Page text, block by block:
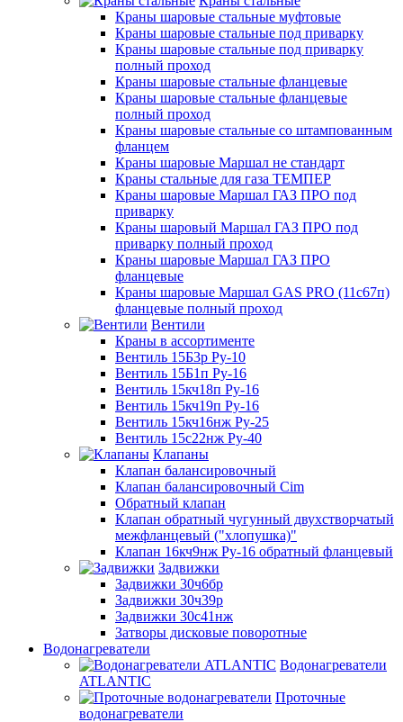
Краны шаровые стальные муфтовые
Краны шаровые стальные под приварку
Краны шаровые стальные под приварку
полный проход
Краны шаровые стальные фланцевые
Краны шаровые стальные фланцевые
полный проход
Краны шаровые стальные со штампованным
фланцем
Краны шаровые Маршал не стандарт
Краны стальные для газа ТЕМПЕР
Краны шаровые Маршал ГАЗ ПРО под
приварку
Краны шаровый Маршал ГАЗ ПРО под
приварку полный проход
Краны шаровые Маршал ГАЗ ПРО
фланцевые
Краны шаровые Маршал GAS PRO (11с67п)
фланцевые полный проход
Вентили
Краны в ассортименте
Вентиль 15Б3р Ру-10
Вентиль 15Б1п Ру-16
Вентиль 15кч18п Ру-16
Вентиль 15кч19п Ру-16
Вентиль 15кч16нж Ру-25
Вентиль 15с22нж Ру-40
Клапаны
Клапан балансировочный
Клапан балансировочный Cim
Обратный клапан
Клапан обратный чугунный двухстворчатый
межфланцевый ("хлопушка)"
Клапан 16кч9нж Ру-16 обратный фланцевый
Задвижки
Задвижки 30ч6бр
Задвижки 30ч39р
Задвижки 30с41нж
Затворы дисковые поворотные
Водонагреватели
Водонагреватели
ATLANTIC
Проточные
водонагреватели